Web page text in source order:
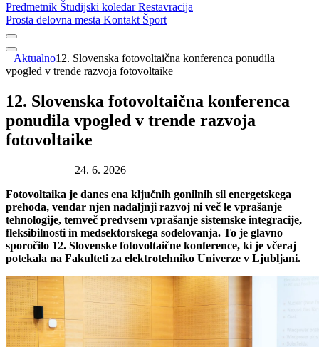
Predmetnik Študijski koledarRestavracija
Prosta delovna mesta Kontakt Šport
Aktualno12. Slovenska fotovoltaična konferenca ponudila
vpogled v trende razvoja fotovoltaike
12. Slovenska fotovoltaična konferenca
ponudila vpogled v trende razvoja
fotovoltaike
24. 6. 2026
Fotovoltaika je danes ena ključnih gonilnih sil energetskega
prehoda, vendar njen nadaljnji razvoj ni več le vprašanje
tehnologije, temveč predvsem vprašanje sistemske integracije,
fleksibilnosti in medsektorskega sodelovanja. To je glavno
sporočilo 12. Slovenske fotovoltaične konference, ki je včeraj
potekala na Fakulteti za elektrotehniko Univerze v Ljubljani.